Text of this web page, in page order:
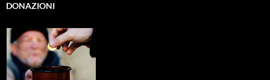
DONAZIONI